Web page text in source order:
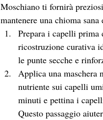
Moschiano ti fornirà
mantenere una chioma
Prepara i capelli prima
ricostruzione curativa
le punte secche e
Applica una maschera
nutriente sui capelli
minuti e pettina i
Questo passaggio